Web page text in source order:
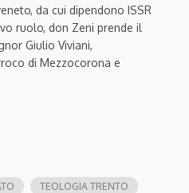
da cui dipendono ISSR
ruolo, don Zeni prende il
Giulio Viviani,
di Mezzocorona e
TEOLOGIA TRENTO